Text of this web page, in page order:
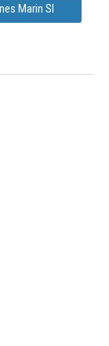
Marin Sl